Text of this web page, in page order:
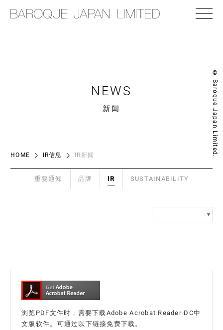
NEWS
新闻 © Baroque Japan Limited.
HOME IR信息 IR新闻
重要通知 品牌 IR SUSTAINABILITY
浏览PDF文件时，需要下载Adobe Acrobat Reader DC中
文版软件。可通过以下链接免费下载。